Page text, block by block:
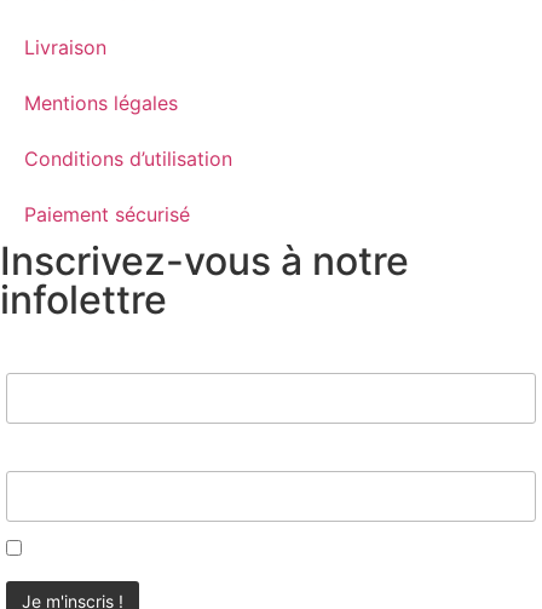
Livraison
Mentions légales
Conditions d’utilisation
Paiement sécurisé
Inscrivez-vous à notre
infolettre